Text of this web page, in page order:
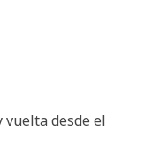
vuelta desde el